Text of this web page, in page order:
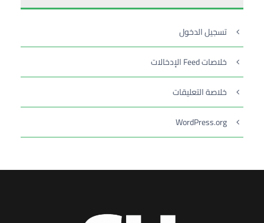
تسجيل الدخول
خلاصات Feed الإدخالات
خلاصة التعليقات
WordPress.org